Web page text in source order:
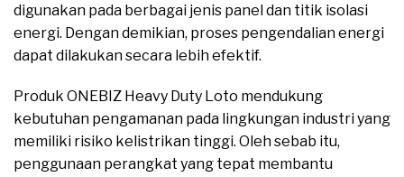
digunakan pada berbagai jenis panel dan titik isolasi
energi. Dengan demikian, proses pengendalian energi
dapat dilakukan secara lebih efektif.
Produk ONEBIZ Heavy Duty Loto mendukung
kebutuhan pengamanan pada lingkungan industri yang
memiliki risiko kelistrikan tinggi. Oleh sebab itu,
penggunaan perangkat yang tepat membantu